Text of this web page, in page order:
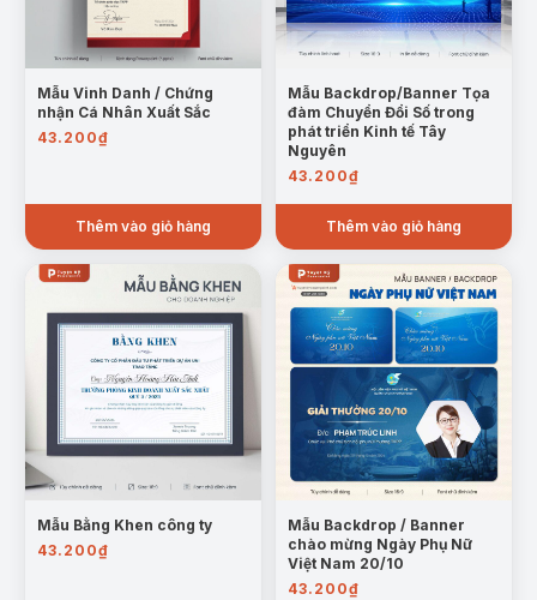
Mẫu Vinh Danh / Chứng
nhận Cá Nhân Xuất Sắc
43.200₫
Thêm vào giỏ hàng
Mẫu Backdrop/Banner Tọa
đàm Chuyển Đổi Số trong
phát triển Kinh tế Tây
Nguyên
43.200₫
Thêm vào giỏ hàng
Mẫu Bằng Khen công ty
43.200₫
Mẫu Backdrop / Banner
chào mừng Ngày Phụ Nữ
Việt Nam 20/10
43.200₫